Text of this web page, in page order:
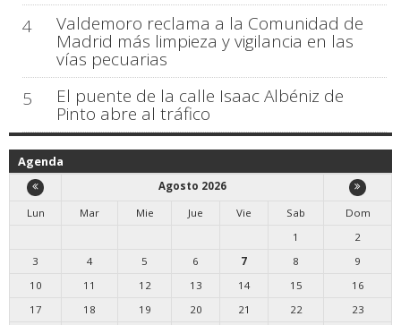
4
Valdemoro reclama a la Comunidad de
Madrid más limpieza y vigilancia en las
vías pecuarias
5
El puente de la calle Isaac Albéniz de
Pinto abre al tráfico
Agenda
Agosto 2026
Lun
Mar Mie Jue Vie Sab
Dom
1
2
3
4 5 6 7 8
9
10
11 12 13 14 15
16
17
18 19 20 21 22
23